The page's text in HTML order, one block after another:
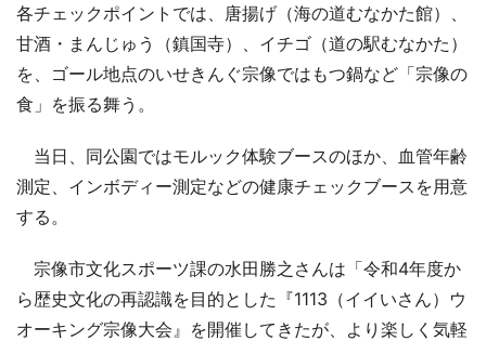
各チェックポイントでは、唐揚げ（海の道むなかた館）、
甘酒・まんじゅう（鎮国寺）、イチゴ（道の駅むなかた）
を、ゴール地点のいせきんぐ宗像ではもつ鍋など「宗像の
食」を振る舞う。
当日、同公園ではモルック体験ブースのほか、血管年齢
測定、インボディー測定などの健康チェックブースを用意
する。
宗像市文化スポーツ課の水田勝之さんは「令和4年度か
ら歴史文化の再認識を目的とした『1113（イイいさん）ウ
オーキング宗像大会』を開催してきたが、より楽しく気軽